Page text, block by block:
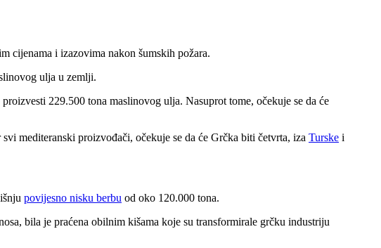
cijenama i izazovima nakon šumskih požara.
ulja u zemlji.
229.500 tona maslinovog ulja. Nasuprot tome, očekuje se da će
mediteranski proizvođači, očekuje se da će Grčka biti četvrta, iza Turske i
povijesno nisku berbu od oko 120.000 tona.
bila je praćena obilnim kišama koje su transformirale grčku industriju